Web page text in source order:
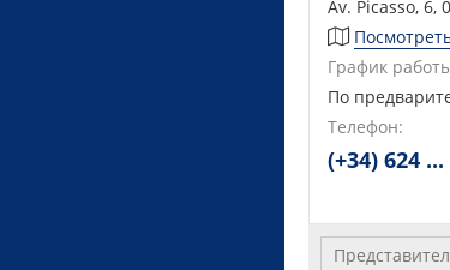
Av. Picasso, 6,
График
По
Телефон:
(+34) 624